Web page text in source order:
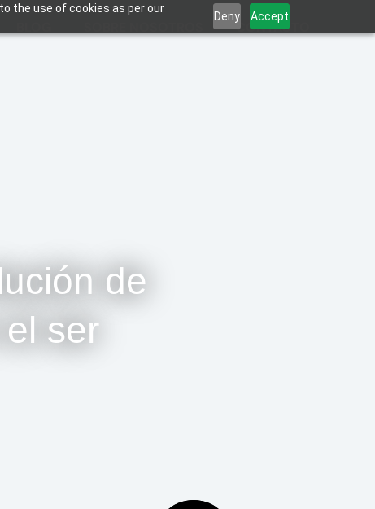
the use of cookies as per our
Deny Accept
CONTACTO
de
ser